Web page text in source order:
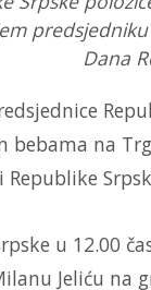
Dana
bebama na
u 12.00
Jeliću na